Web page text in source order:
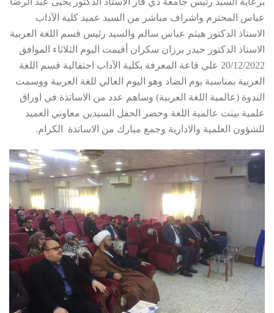
عباس المحترم واشراف مباشر من السيد عميد كلية الآداب
الاستاذ الدكتور هيثم عباس سالم والسيد رئيس قسم اللغة العربية
الاستاذ الدكتور حيدر برزان سكران أقيمت اليوم الثلاثاء الموافق
20/12/2022 علي قاعة المعرفة بكلية الآداب احتفالية قسم اللغة
العربية بمناسبة يوم الضاد وهو اليوم العالي للغة العربية ووسمت
الندوة (عالمية اللغة العربية) وساهم عدد من الاساتذة في اوراق
علمية بينت عالمية اللغة وحضر الحفل السيدين معاوني العميد
للشؤون العلمية والادارية وجمع مبارك من الاساتذة الكرام.